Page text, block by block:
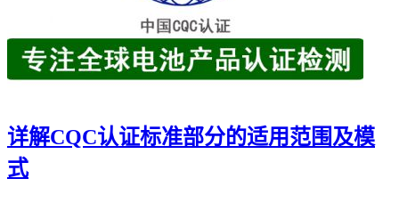
详解CQC认证标准部分的适用范围及模
式